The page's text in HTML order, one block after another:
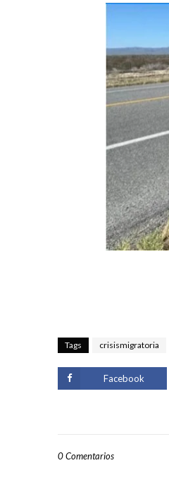
Tags crisismigratoria
Facebook
0 Comentarios